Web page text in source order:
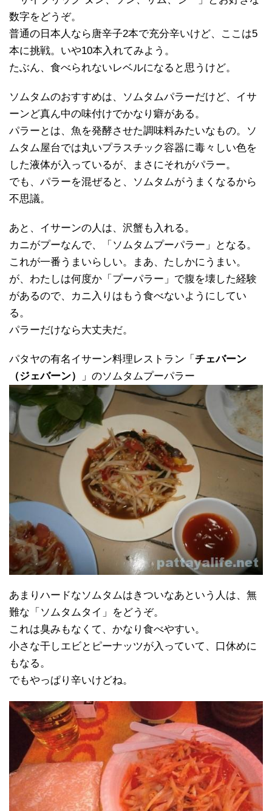
数字をどうぞ。
普通の日本人なら唐辛子2本で充分辛いけど、ここは5
本に挑戦。いや10本入れてみよう。
たぶん、食べられないレベルになると思うけど。
ソムタムのおすすめは、ソムタムパラーだけど、イサ
ーンど真ん中の味付けでかなり癖がある。
パラーとは、魚を発酵させた調味料みたいなもの。ソ
ムタム屋台では丸いプラスチック容器に毒々しい色を
した液体が入っているが、まさにそれがパラー。
でも、パラーを混ぜると、ソムタムがうまくなるから
不思議。
あと、イサーンの人は、沢蟹も入れる。
カニがプーなんで、「ソムタムプーパラー」となる。
これが一番うまいらしい。まあ、たしかにうまい。
が、わたしは何度か「プーパラー」で腹を壊した経験
があるので、カニ入りはもう食べないようにしてい
る。
パラーだけなら大丈夫だ。
パタヤの有名イサーン料理レストラン「 チェバーン
（ジェバーン）
」のソムタムプーパラー
あまりハードなソムタムはきついなあという人は、無
難な「ソムタムタイ」をどうぞ。
これは臭みもなくて、かなり食べやすい。
小さな干しエビとピーナッツが入っていて、口休めに
もなる。
でもやっぱり辛いけどね。